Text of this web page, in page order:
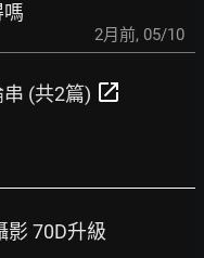
嗎
2月前, 05/10
(共2篇) open_in_new
影 70D升級